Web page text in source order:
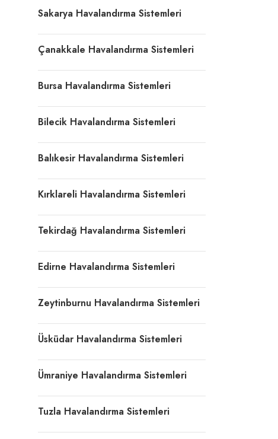
Sakarya Havalandırma Sistemleri
Çanakkale Havalandırma Sistemleri
Bursa Havalandırma Sistemleri
Bilecik Havalandırma Sistemleri
Balıkesir Havalandırma Sistemleri
Kırklareli Havalandırma Sistemleri
Tekirdağ Havalandırma Sistemleri
Edirne Havalandırma Sistemleri
Zeytinburnu Havalandırma Sistemleri
Üsküdar Havalandırma Sistemleri
Ümraniye Havalandırma Sistemleri
Tuzla Havalandırma Sistemleri